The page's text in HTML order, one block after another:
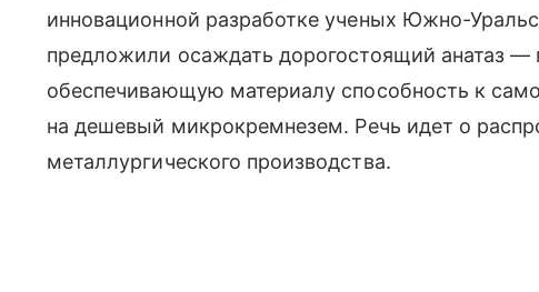
инновационной разработке ученых Южно-
предложили осаждать дорогостоящий анатаз
обеспечивающую материалу способность к
на дешевый микрокремнезем. Речь идет о
металлургического производства.